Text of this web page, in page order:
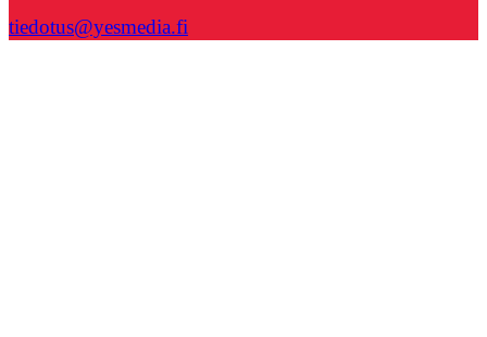
tiedotus@yesmedia.fi